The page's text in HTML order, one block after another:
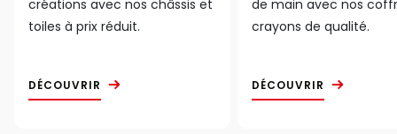
créations avec nos châssis et
toiles à prix réduit.
DÉCOUVRIR
de main avec nos
crayons de qualité.
DÉCOUVRIR